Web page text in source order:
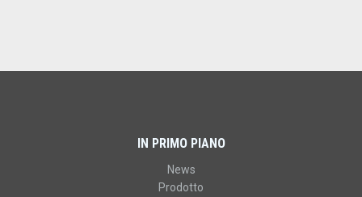
IN PRIMO PIANO
News
Prodotto